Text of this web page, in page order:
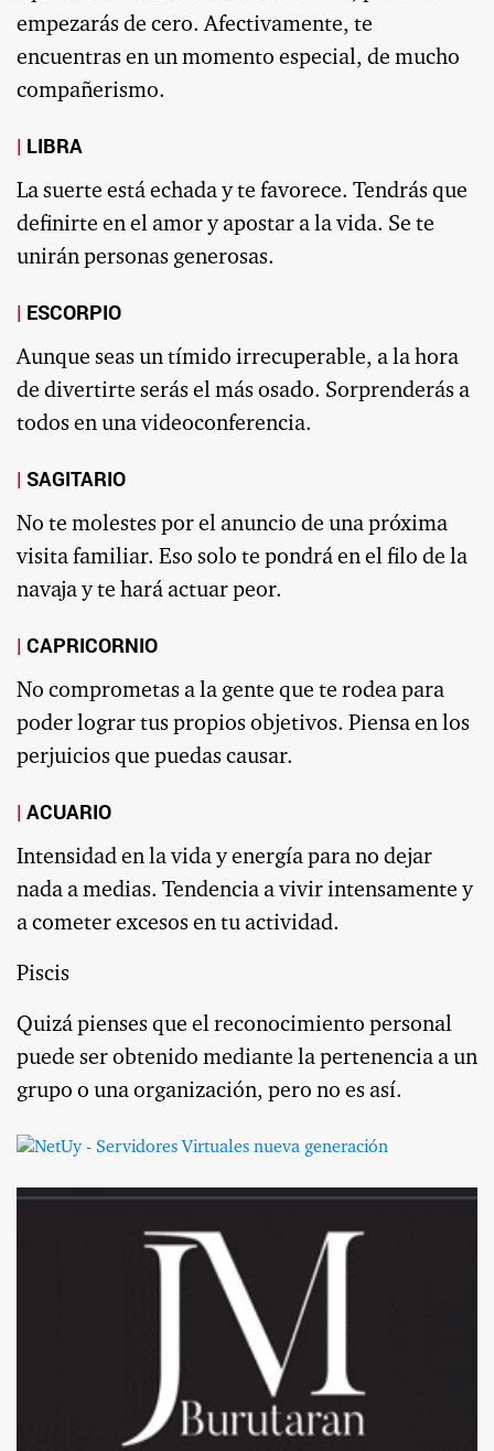
empezarás de cero. Afectivamente, te
encuentras en un momento especial, de mucho
compañerismo.
LIBRA
La suerte está echada y te favorece. Tendrás que
definirte en el amor y apostar a la vida. Se te
unirán personas generosas.
ESCORPIO
Aunque seas un tímido irrecuperable, a la hora
de divertirte serás el más osado. Sorprenderás a
todos en una videoconferencia.
SAGITARIO
No te molestes por el anuncio de una próxima
visita familiar. Eso solo te pondrá en el filo de la
navaja y te hará actuar peor.
CAPRICORNIO
No comprometas a la gente que te rodea para
poder lograr tus propios objetivos. Piensa en los
perjuicios que puedas causar.
ACUARIO
Intensidad en la vida y energía para no dejar
nada a medias. Tendencia a vivir intensamente y
a cometer excesos en tu actividad.
Piscis
Quizá pienses que el reconocimiento personal
puede ser obtenido mediante la pertenencia a un
grupo o una organización, pero no es así.